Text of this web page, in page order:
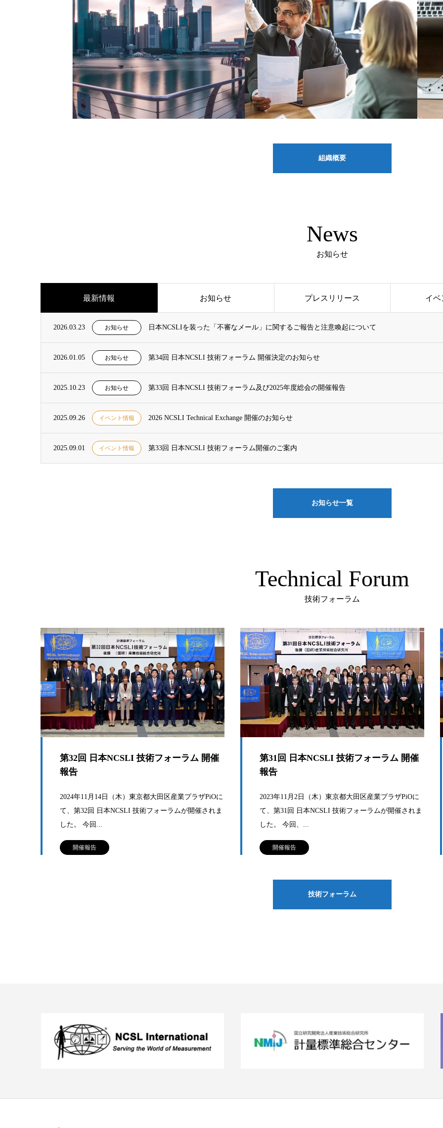
組織概要
News
お知らせ
最新情報 お知らせ プレスリリース イベ
2026.03.23 お知らせ 日本NCSLIを装った「不審なメール」に関するご報告と注意喚起について
2026.01.05 お知らせ 第34回 日本NCSLI 技術フォーラム 開催決定のお知らせ
2025.10.23 お知らせ 第33回 日本NCSLI 技術フォーラム及び2025年度総会の開催報告
2025.09.26 イベント情報 2026 NCSLI Technical Exchange 開催のお知らせ
2025.09.01 イベント情報 第33回 日本NCSLI 技術フォーラム開催のご案内
お知らせ一覧
Technical Forum
技術フォーラム
第32回 日本NCSLI 技術フォーラム 開催
報告
2024年11月14日（木）東京都大田区産業プラザPiOに
て、第32回 日本NCSLI 技術フォーラムが開催されま
した。 今回...
開催報告
第31回 日本NCSLI 技術フォーラム 開催
報告
2023年11月2日（木）東京都大田区産業プラザPiOに
て、第31回 日本NCSLI 技術フォーラムが開催されま
した。 今回、...
開催報告
技術フォーラム